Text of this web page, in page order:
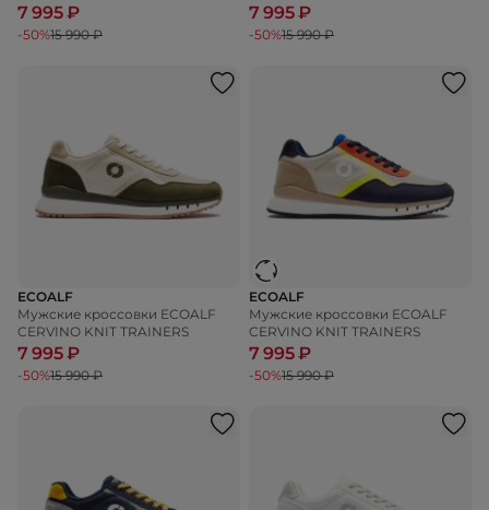
7 995 ₽
-50%15 990 ₽
7 995 ₽
-50%15 990 ₽
ECOALF
Мужские кроссовки ECOALF
CERVINO KNIT TRAINERS
7 995 ₽
-50%15 990 ₽
ECOALF
Мужские кроссовки ECOALF
CERVINO KNIT TRAINERS
7 995 ₽
-50%15 990 ₽